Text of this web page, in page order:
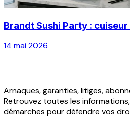
Brandt Sushi Party :
14 mai 2026
Arnaques, garanties, litiges,
Retrouvez toutes les
démarches pour défendre vos